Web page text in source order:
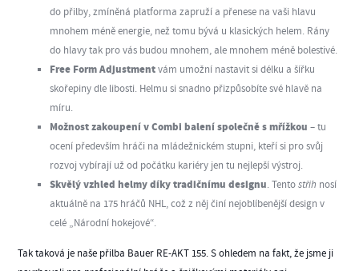
do přilby, zmíněná platforma zapruží a přenese na vaši hlavu
mnohem méně energie, než tomu bývá u klasických helem. Rány
do hlavy tak pro vás budou mnohem, ale mnohem méně bolestivé.
Free Form Adjustmentvám umožní nastavit si délku a šířku
skořepiny dle libosti. Helmu si snadno přizpůsobíte své hlavě na
míru.
Možnost zakoupení v Combi balení společně s mřížkou– tu
ocení především hráči na mládežnickém stupni, kteří si pro svůj
rozvoj vybírají už od počátku kariéry jen tu nejlepší výstroj.
Skvělý vzhled helmy díky tradičnímu designu. Tentostřih nosí
aktuálně na 175 hráčů NHL, což z něj činí nejoblíbenější design v
celé „Národní hokejové“.
Tak taková je naše přilba Bauer RE-AKT 155. S ohledem na fakt, že jsme ji